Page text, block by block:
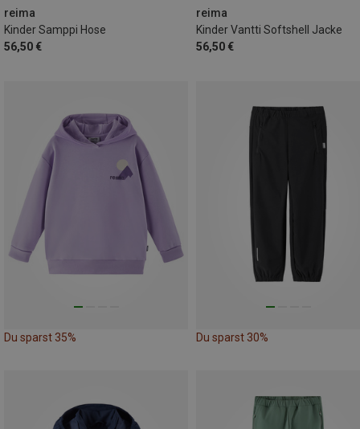
reima
Kinder Samppi Hose
56,50 €
134
reima
Kinder Vantti Softshell Jacke
56,50 €
Du sparst 35% Du sparst 30%